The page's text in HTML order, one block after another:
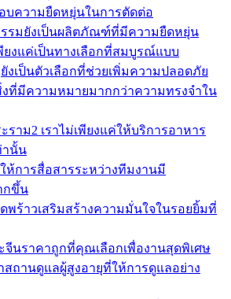
บความยืดหยุ่นในการตัดต่อ
รมยังเป็นผลิตภัณฑ์ที่มีความยืดหยุ่น
ยงแค่เป็นทางเลือกที่สมบูรณ์แบบ
งเป็นตัวเลือกที่ช่วยเพิ่มความปลอดภัย
ที่มีความหมายมากกว่าความทรงจำใน
ราม2 เราไม่เพียงแค่ให้บริการอาหาร
านั้น
ให้การสื่อสารระหว่างทีมงานมี
กขึ้น
พร้าวเสริมสร้างความมั่นใจในรอยยิ้มที่
จีนราคาถูกที่คุณเลือกเพื่องานสุดพิเศษ
ถานดูแลผู้สูงอายุที่ให้การดูแลอย่าง